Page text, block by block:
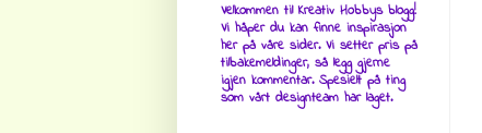
Velkommen til Kreativ Hobbys blogg!
Vi håper du kan finne inspirasjon
her på våre sider. Vi setter pris på
tilbakemeldinger, så legg gjerne
igjen kommentar. Spesielt på ting
som vårt designteam har laget.